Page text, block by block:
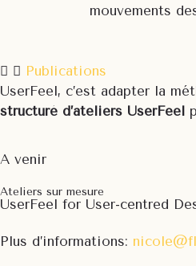
mouvements
Publications
UserFeel, c’est adapter la
structuré d’ateliers UserFeel
A venir
Ateliers sur mesure
UserFeel for User-centred
Plus d’informations: